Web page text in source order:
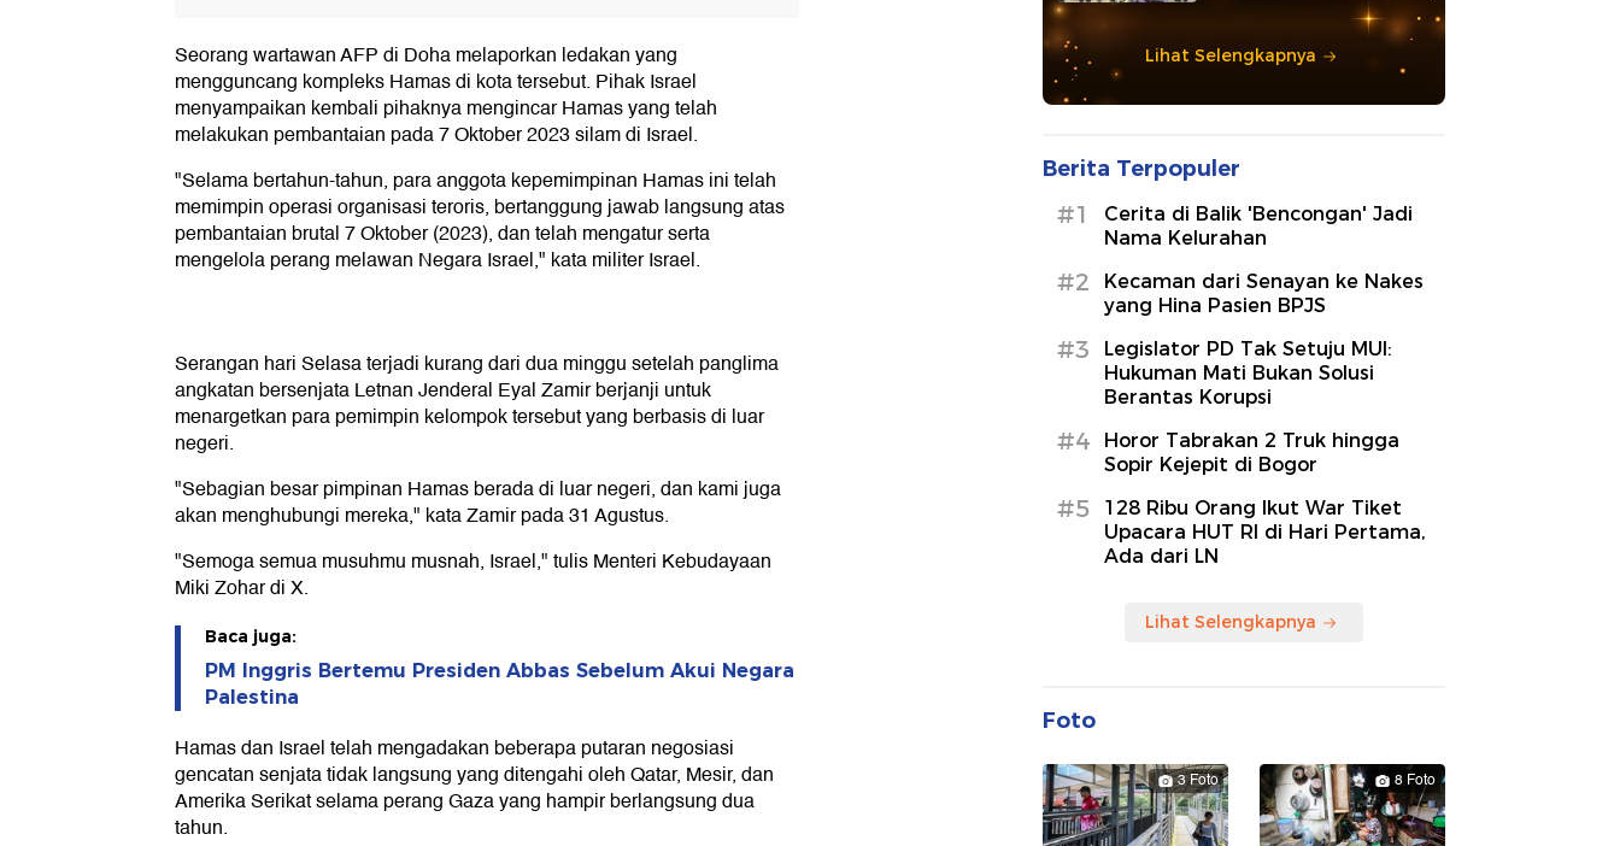
Seorang wartawan AFP di Doha melaporkan ledakan yang
mengguncang kompleks Hamas di kota tersebut. Pihak Israel
menyampaikan kembali pihaknya mengincar Hamas yang telah
melakukan pembantaian pada 7 Oktober 2023 silam di Israel.
"Selama bertahun-tahun, para anggota kepemimpinan Hamas ini telah
memimpin operasi organisasi teroris, bertanggung jawab langsung atas
pembantaian brutal 7 Oktober (2023), dan telah mengatur serta
mengelola perang melawan Negara Israel," kata militer Israel.
Serangan hari Selasa terjadi kurang dari dua minggu setelah panglima
angkatan bersenjata Letnan Jenderal Eyal Zamir berjanji untuk
menargetkan para pemimpin kelompok tersebut yang berbasis di luar
negeri.
"Sebagian besar pimpinan Hamas berada di luar negeri, dan kami juga
akan menghubungi mereka," kata Zamir pada 31 Agustus.
"Semoga semua musuhmu musnah, Israel," tulis Menteri Kebudayaan
Miki Zohar di X.
Baca juga:
PM Inggris Bertemu Presiden Abbas Sebelum Akui Negara
Palestina
Hamas dan Israel telah mengadakan beberapa putaran negosiasi
gencatan senjata tidak langsung yang ditengahi oleh Qatar, Mesir, dan
Amerika Serikat selama perang Gaza yang hampir berlangsung dua
tahun.
Lihat Selengkapnya
Berita Terpopuler
#1
Cerita di Balik 'Bencongan' Jadi
Nama Kelurahan
#2
Kecaman dari Senayan ke Nakes
yang Hina Pasien BPJS
#3
Legislator PD Tak Setuju MUI:
Hukuman Mati Bukan Solusi
Berantas Korupsi
#4
Horor Tabrakan 2 Truk hingga
Sopir Kejepit di Bogor
#5
128 Ribu Orang Ikut War Tiket
Upacara HUT RI di Hari Pertama,
Ada dari LN
Lihat Selengkapnya
Foto
3 Foto 8 Foto